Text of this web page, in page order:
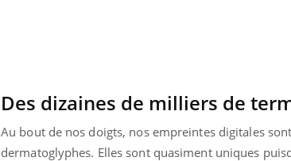
Des dizaines de milliers de
Au bout de nos doigts, nos empreintes digitales
dermatoglyphes. Elles sont quasiment uniques